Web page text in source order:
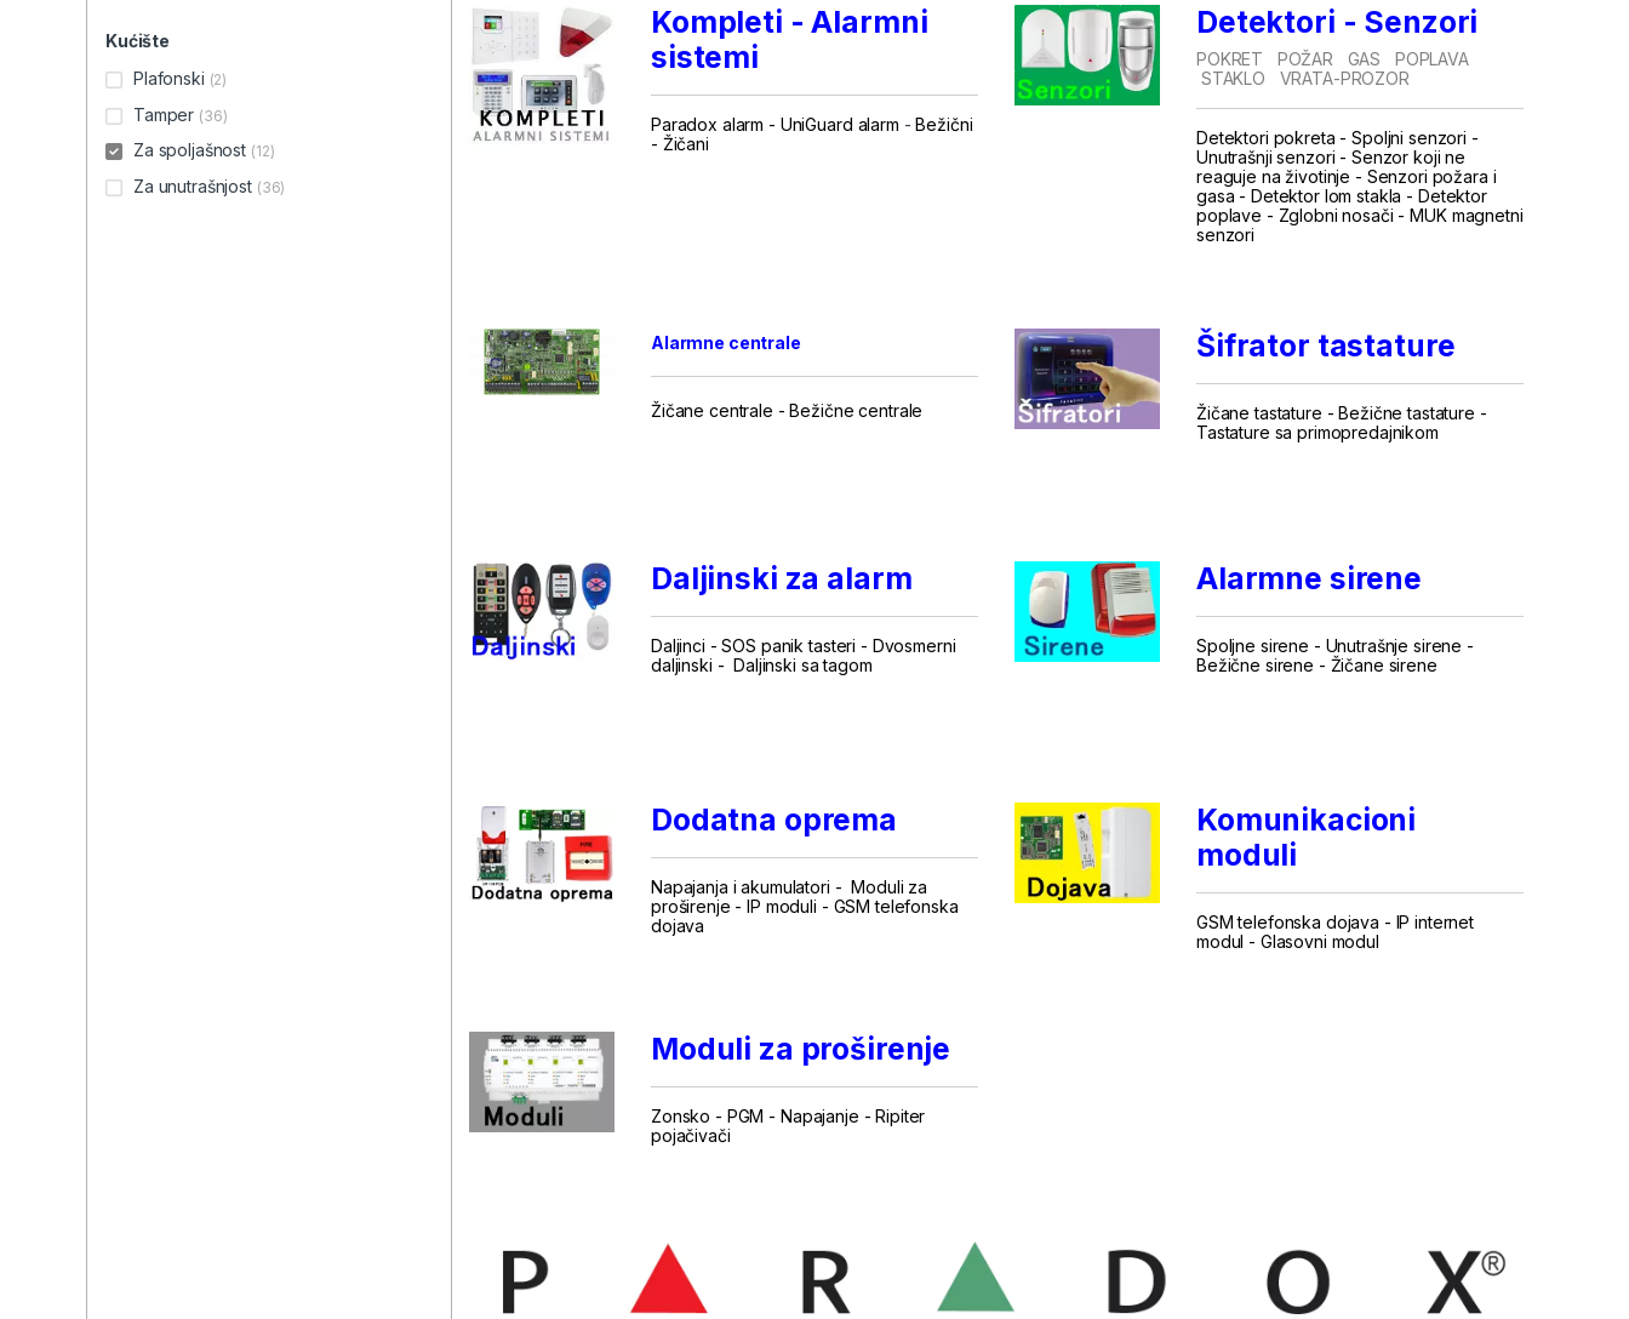
Kompleti - Alarmni
sistemi
Paradox alarm - UniGuard alarm -Bežični
- Žičani
Detektori - Senzori
POKRET POŽAR GAS
POPLAVA
STAKLO
VRATA-PROZOR
Detektori pokreta -Spoljni senzori -
Unutrašnji senzori -Senzor koji ne
reaguje na životinje - Senzori požara i
gasa - Detektor lom stakla - Detektor
poplave - Zglobni nosači -MUK magnetni
senzori
Alarmne centrale
Žičane centrale -Bežične centrale
Šifrator tastature
Žičane tastature -Bežične tastature -
Tastature sa primopredajnikom
Daljinski za alarm
Daljinci -SOS panik tasteri - Dvosmerni
daljinski -Daljinski sa tagom
Alarmne sirene
Spoljne sirene - Unutrašnje sirene -
Bežične sirene - Žičane sirene
Dodatna oprema
Napajanja i akumulatori - Moduli za
proširenje -IP moduli - GSM telefonska
dojava
Komunikacioni
moduli
GSM telefonska dojava - IP internet
modul - Glasovni modul
Moduli za proširenje
Zonsko - PGM - Napajanje -Ripiter
pojačivači
Kućište
Plafonski (2)
Tamper (36)
Za spoljašnost (12)
Za unutrašnjost (36)